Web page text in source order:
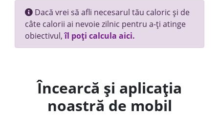
Dacă vrei să afli necesarul tău caloric și de
câte calorii ai nevoie zilnic pentru a-ți atinge
obiectivul,îl poți calcula aici.
Încearcă și aplicația
noastră de mobil